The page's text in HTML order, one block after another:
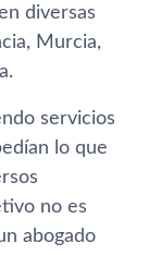
diversas
Murcia,
servicios
lo que
no es
abogado